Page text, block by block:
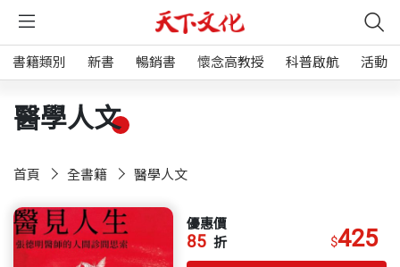
書籍類別 新書 暢銷書 懷念高教授 科普啟航 活動
醫學人文
首頁 全書籍 醫學人文
優惠價
85 折 $425